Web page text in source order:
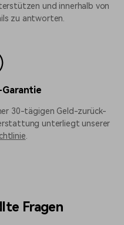
und innerhalb von
zu antworten.
30-tägigen Geld-zurück-
unterliegt unserer
Fragen